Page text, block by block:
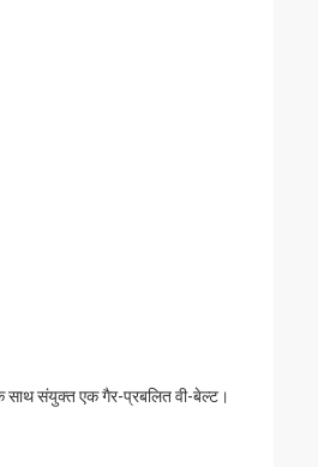
साथ संयुक्त एक गैर-प्रबलित वी-बेल्ट।